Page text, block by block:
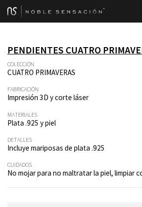
PENDIENTES CUATRO
COLECCIÓN
CUATRO PRIMAVERAS
FABRICACIÓN
Impresión 3D y corte láser
MATERIALES
Plata .925 y piel
DETALLES
Incluye mariposas de plata .925
CUIDADOS
No mojar para no maltratar la piel, limpiar